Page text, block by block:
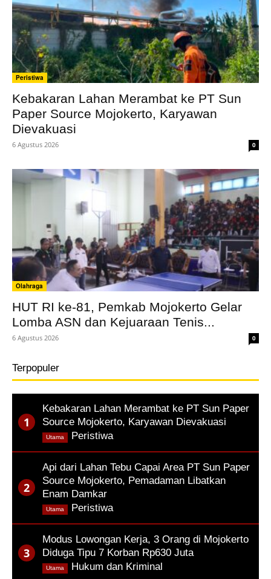
Peristiwa
Kebakaran Lahan Merambat ke PT Sun
Paper Source Mojokerto, Karyawan
Dievakuasi
6 Agustus 2026 0
Olahraga
HUT RI ke-81, Pemkab Mojokerto Gelar
Lomba ASN dan Kejuaraan Tenis...
6 Agustus 2026 0
Terpopuler
Kebakaran Lahan Merambat ke PT Sun Paper
Source Mojokerto, Karyawan Dievakuasi
Peristiwa
Utama
Api dari Lahan Tebu Capai Area PT Sun Paper
Source Mojokerto, Pemadaman Libatkan
Enam Damkar
Peristiwa
Utama
Modus Lowongan Kerja, 3 Orang di Mojokerto
Diduga Tipu 7 Korban Rp630 Juta
Hukum dan Kriminal
Utama